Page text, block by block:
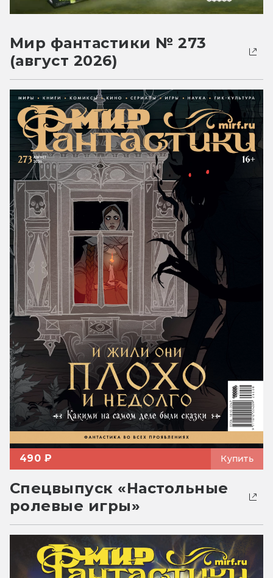
Мир фантастики № 273
(август 2026)
490 ₽ Купить
Спецвыпуск «Настольные
ролевые игры»